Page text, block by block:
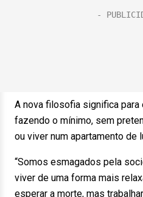
A nova filosofia significa para
fazendo o mínimo, sem
ou viver num apartamento de
“Somos esmagados pela
viver de uma forma mais
esperar a morte, mas